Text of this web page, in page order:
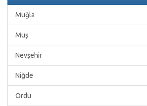
Muğla
Muş
Nevşehir
Niğde
Ordu